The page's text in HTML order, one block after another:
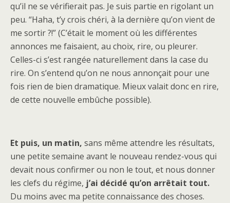
qu’il ne se vérifierait pas. Je suis partie en rigolant un
peu. “Haha, t’y crois chéri, à la dernière qu’on vient de
me sortir ?!” (C’était le moment où les différentes
annonces me faisaient, au choix, rire, ou pleurer.
Celles-ci s’est rangée naturellement dans la case du
rire. On s’entend qu’on ne nous annonçait pour une
fois rien de bien dramatique. Mieux valait donc en rire,
de cette nouvelle embûche possible).
Et puis, un matin, sans même attendre les résultats,
une petite semaine avant le nouveau rendez-vous qui
devait nous confirmer ou non le tout, et nous donner
les clefs du régime, j’ai décidé qu’on arrêtait tout.
Du moins avec ma petite connaissance des choses.